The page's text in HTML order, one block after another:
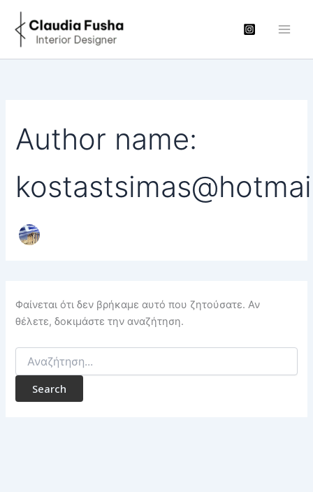
περιεχόμενο
Author name:
Φαίνεται ότι δεν βρήκαμε αυτό που ζητούσατε. Αν
θέλετε, δοκιμάστε την αναζήτηση.
for: